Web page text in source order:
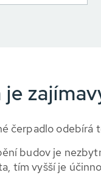
čerpadlo odebírá
budov je
tím vyšší je